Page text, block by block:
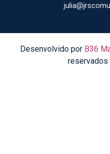
Desenvolvido por B36
reservados